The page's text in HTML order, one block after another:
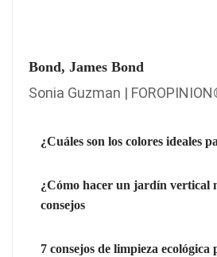
Bond, James Bond
Sonia Guzman |
¿Cuáles son los colores ideales
¿Cómo hacer un jardín vertical
consejos
7 consejos de limpieza